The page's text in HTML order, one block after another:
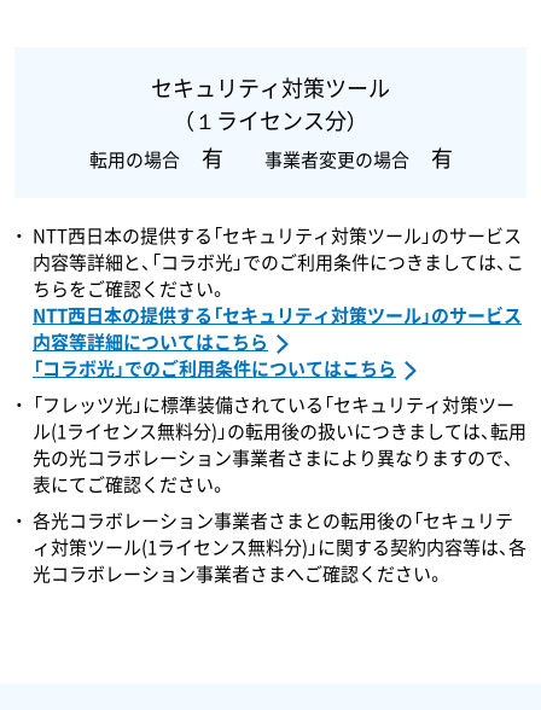
セキュリティ対策ツール
（１ライセンス分）
転用の場合有 事業者変更の場合有
NTT西日本の提供する「セキュリティ対策ツール」のサービス
内容等詳細と、「コラボ光」でのご利用条件につきましては、こ
ちらをご確認ください。
NTT西日本の提供する「セキュリティ対策ツール」のサービス
内容等詳細についてはこちら
「コラボ光」でのご利用条件についてはこちら
「フレッツ光」に標準装備されている「セキュリティ対策ツー
ル(1ライセンス無料分)」の転用後の扱いにつきましては、転用
先の光コラボレーション事業者さまにより異なりますので、
表にてご確認ください。
各光コラボレーション事業者さまとの転用後の「セキュリテ
ィ対策ツール(1ライセンス無料分)」に関する契約内容等は、各
光コラボレーション事業者さまへご確認ください。